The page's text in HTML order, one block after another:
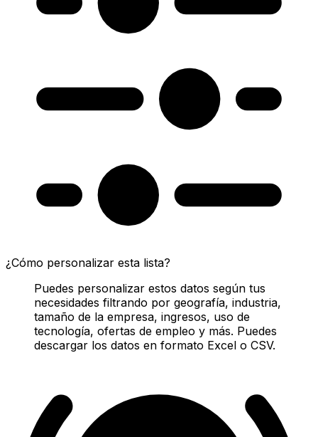
¿Cómo personalizar esta lista?
Puedes personalizar estos datos según tus
necesidades filtrando por geografía, industria,
tamaño de la empresa, ingresos, uso de
tecnología, ofertas de empleo y más. Puedes
descargar los datos en formato Excel o CSV.